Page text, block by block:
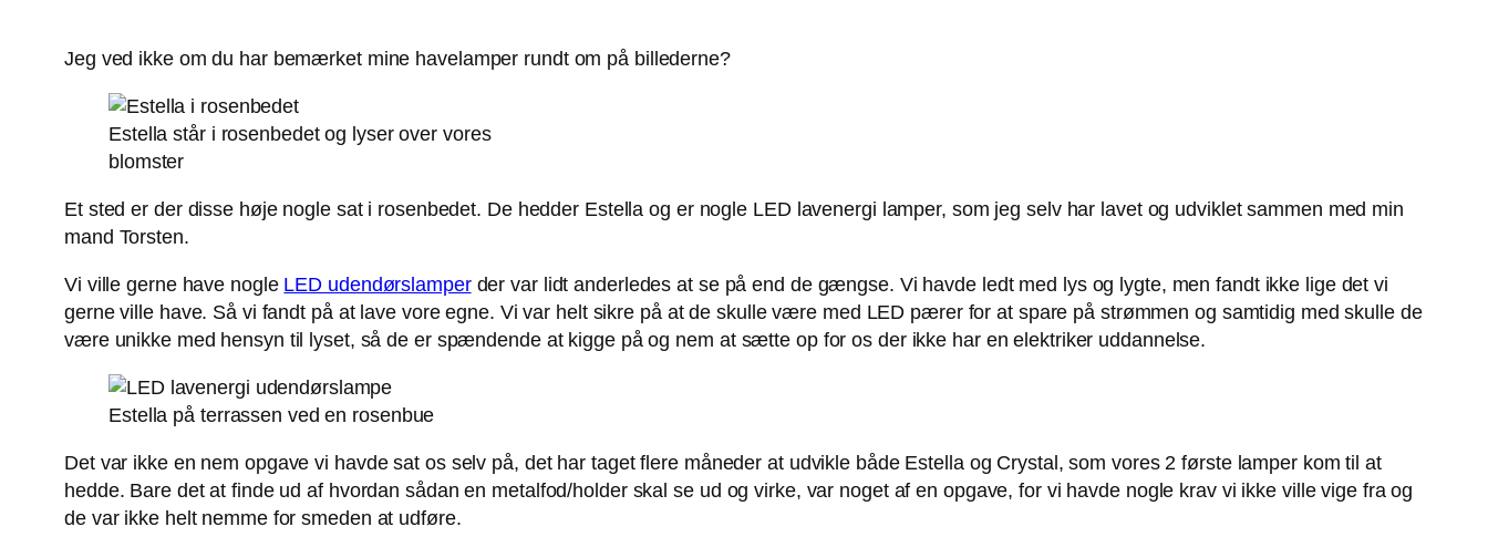
Jeg ved ikke om du har bemærket mine havelamper rundt om på billederne?
Estella står i rosenbedet og lyser over vores
blomster
Et sted er der disse høje nogle sat i rosenbedet. De hedder Estella og er nogle LED lavenergi lamper, som jeg selv har lavet og udviklet sammen med min
mand Torsten.
Vi ville gerne have nogle LED udendørslamperder var lidt anderledes at se på end de gængse. Vi havde ledt med lys og lygte, men fandt ikke lige det vi
gerne ville have. Så vi fandt på at lave vore egne. Vi var helt sikre på at de skulle være med LED pærer for at spare på strømmen og samtidig med skulle de
være unikke med hensyn til lyset, så de er spændende at kigge på og nem at sætte op for os der ikke har en elektriker uddannelse.
Estella på terrassen ved en rosenbue
Det var ikke en nem opgave vi havde sat os selv på, det har taget flere måneder at udvikle både Estella og Crystal, som vores 2 første lamper kom til at
hedde. Bare det at finde ud af hvordan sådan en metalfod/holder skal se ud og virke, var noget af en opgave, for vi havde nogle krav vi ikke ville vige fra og
de var ikke helt nemme for smeden at udføre.